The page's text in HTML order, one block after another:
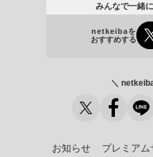
みんなで一緒
netkeibaを
おすすめする
＼
お知らせ プレミアム